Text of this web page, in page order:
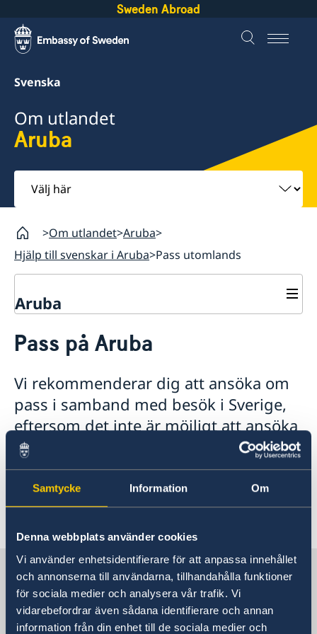
Samtycke Information Om
Denna webbplats använder cookies
Vi använder enhetsidentifierare för att anpassa innehållet
och annonserna till användarna, tillhandahålla funktioner
för sociala medier och analysera vår trafik. Vi
vidarebefordrar även sådana identifierare och annan
information från din enhet till de sociala medier och
Sweden Abroad
Svenska
Om utlandet
Aruba
Välj
här
Om utlandet Aruba
Hjälp till svenskar i Aruba Pass utomlands
Aruba
Hjälp till svenskar i Aruba
Akut hjälp
Pass utomlands
Anmäl din utlandsvistelse
Reseinformation
Ambassadens reseinformation
Allmänna säkerhetsläget
Terrorism
In- och utresebestämmelser
Hälso- och sjukvård
Lokala lagar och sedvänjor
Kriminalitet och personlig säkerhet
Trafiksäkerhet
Resa i landet
Pass på Aruba
Vi rekommenderar dig att ansöka om
pass i samband med besök i Sverige,
eftersom det inte är möjligt att ansöka
om pass på Aruba.
För mer information, se ambassaden i
Nederländerna:
Sverige i Aruba
Konsulatet i Oranjestad, Aruba, har begränsade